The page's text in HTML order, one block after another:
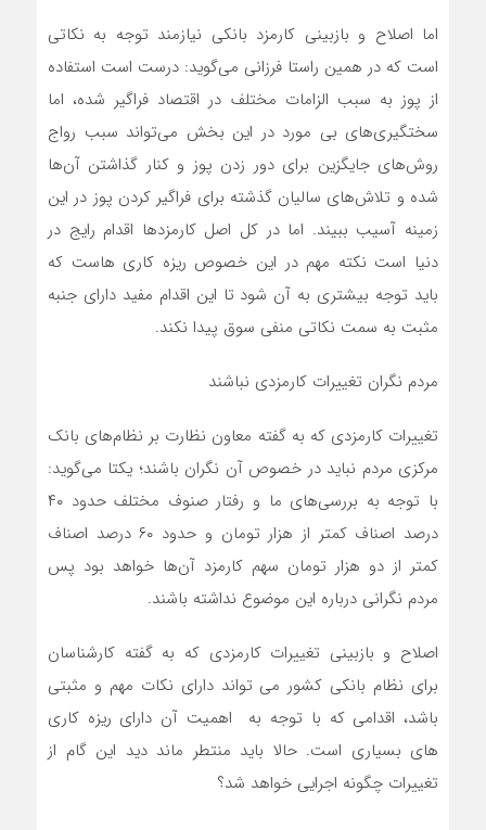
اما اصلاح و بازبینی کارمزد بانکی نیازمند توجه به نکاتی
است که در همین راستا فرزانی می‌گوید: درست است استفاده
از پوز به سبب الزامات مختلف در اقتصاد فراگیر شده، اما
سختگیری‌های بی مورد در این بخش می‌تواند سبب رواج
روش‌های جایگزین برای دور زدن پوز و کنار گذاشتن آن‌ها
شده و تلاش‌های سالیان گذشته برای فراگیر کردن پوز در این
زمینه آسیب ببیند. اما در کل اصل کارمزد‌ها اقدام رایج در
دنیا است نکته مهم در این خصوص ریزه کاری هاست که
باید توجه بیشتری به آن شود تا این اقدام مفید دارای جنبه
مثبت به سمت نکاتی منفی سوق پیدا نکند.
مردم نگران تغییرات کارمزدی نباشند
تغییرات کارمزدی که به گفته معاون نظارت بر نظام‌های بانک
مرکزی مردم نباید در خصوص آن نگران باشند؛ یکتا می‌گوید:
با توجه به بررسی‌های ما و رفتار صنوف مختلف حدود ۴۰
درصد اصناف کمتر از هزار تومان و حدود ۶۰ درصد اصناف
کمتر از دو هزار تومان سهم کارمزد آن‌ها خواهد بود پس
مردم نگرانی درباره این موضوع نداشته باشند.
اصلاح و بازبینی تغییرات کارمزدی که به گفته کارشناسان
برای نظام بانکی کشور می تواند دارای نکات مهم و مثبتی
باشد، اقدامی که با توجه به اهمیت آن دارای ریزه کاری
های بسیاری است. حالا باید منتطر ماند دید این گام از
تغییرات چگونه اجرایی خواهد شد؟